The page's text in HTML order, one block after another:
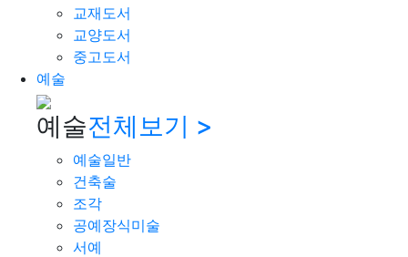
교재도서
교양도서
중고도서
예술
예술전체보기 >
예술일반
건축술
조각
공예장식미술
서예